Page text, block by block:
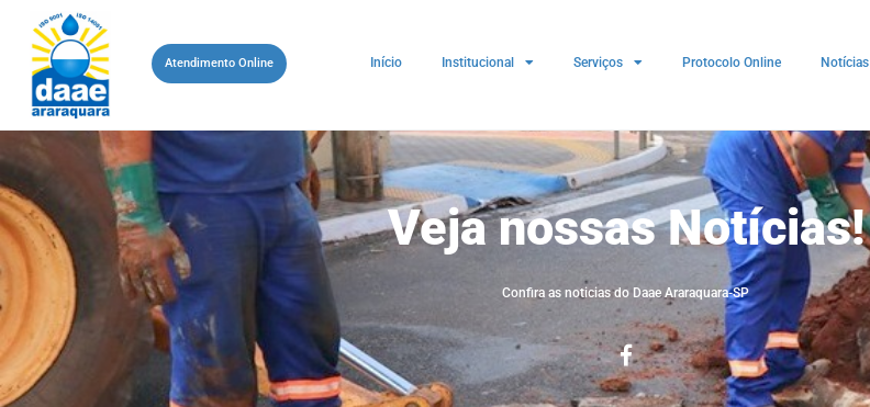
Atendimento Online Início Institucional Serviços Protocolo Online Notícias
Veja nossas Notícias!
Confira as noticias do Daae Araraquara-SP